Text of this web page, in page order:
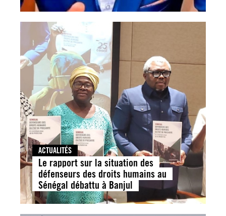
ACTUALITÉS
Le rapport sur la situation des
défenseurs des droits humains au
Sénégal débattu à Banjul